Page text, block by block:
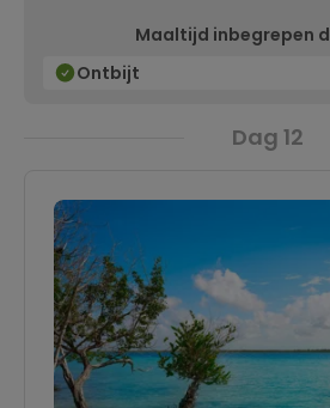
Maaltijd inbegrepen
Ontbijt
Dag 12